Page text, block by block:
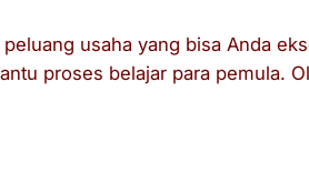
usaha yang bisa Anda
proses belajar para pemula.